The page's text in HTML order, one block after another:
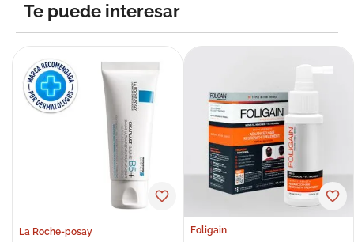
Te puede interesar
La Roche-posay Foligain